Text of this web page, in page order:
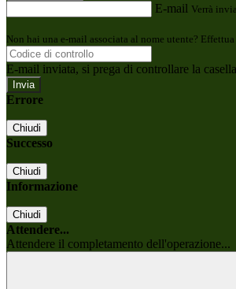
E-mail Verrà
Non hai una e-mail associata al nome utente?
E-mail inviata, si prega di controllare la
Errore
Chiudi
Successo
Chiudi
Informazione
Chiudi
Attendere...
Attendere il completamento dell'operazione...